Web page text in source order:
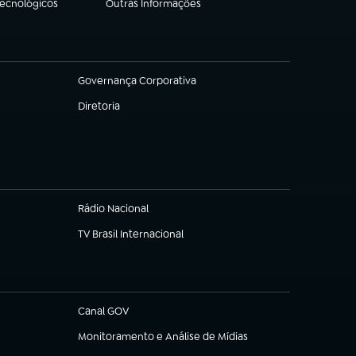
Outras Informações
(abre em nova aba)
Governança Corporativa
(abre em nova aba)
Diretoria
(abre em nova aba)
Rádio Nacional
TV Brasil Internacional
(abre em nova aba)
Canal GOV
(abre em nova aba)
Monitoramento e Análise de Mídias
(abre em nova aba)